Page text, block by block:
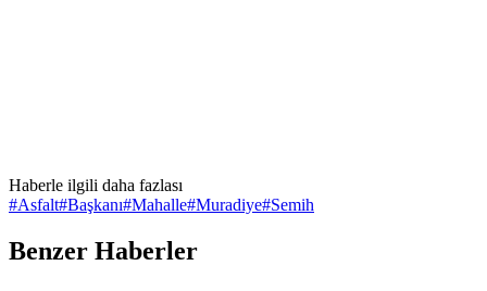
Haberle ilgili daha fazlası
#Asfalt#Başkanı#Mahalle#Muradiye#Semih
Benzer Haberler